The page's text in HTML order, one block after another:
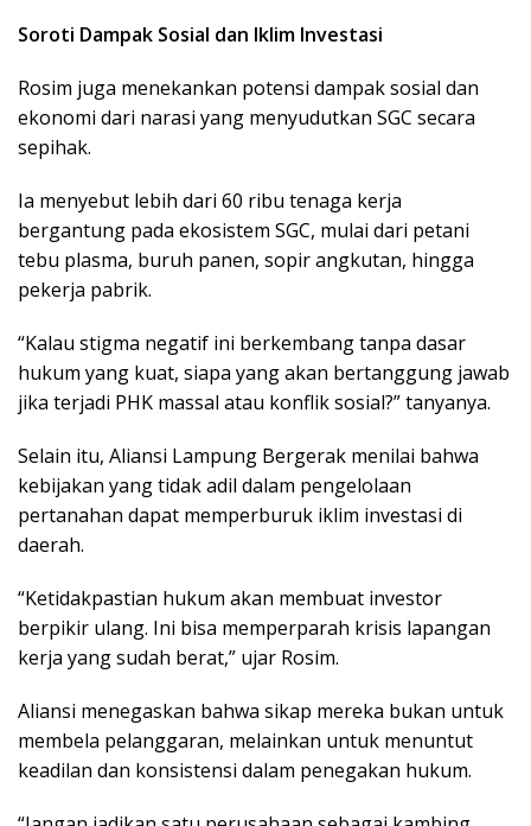
Soroti Dampak Sosial dan Iklim Investasi
Rosim juga menekankan potensi dampak sosial dan
ekonomi dari narasi yang menyudutkan SGC secara
sepihak.
Ia menyebut lebih dari 60 ribu tenaga kerja
bergantung pada ekosistem SGC, mulai dari petani
tebu plasma, buruh panen, sopir angkutan, hingga
pekerja pabrik.
“Kalau stigma negatif ini berkembang tanpa dasar
hukum yang kuat, siapa yang akan bertanggung jawab
jika terjadi PHK massal atau konflik sosial?” tanyanya.
Selain itu, Aliansi Lampung Bergerak menilai bahwa
kebijakan yang tidak adil dalam pengelolaan
pertanahan dapat memperburuk iklim investasi di
daerah.
“Ketidakpastian hukum akan membuat investor
berpikir ulang. Ini bisa memperparah krisis lapangan
kerja yang sudah berat,” ujar Rosim.
Aliansi menegaskan bahwa sikap mereka bukan untuk
membela pelanggaran, melainkan untuk menuntut
keadilan dan konsistensi dalam penegakan hukum.